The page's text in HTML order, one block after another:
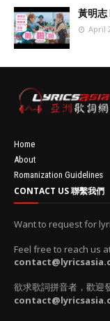
'data:post.fea
turedImage
resizeImage
100'
'data:post.fea
resizeImage
100'
黃明志
April
Home
About
Romanization Guidelines
CONTACT US 聯繫我們
Want to request for
Feel free to reach us
欲求歌詞拼音者，歡迎